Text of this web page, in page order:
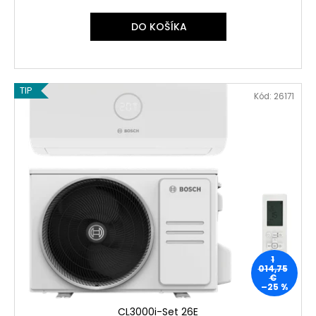
DO KOŠÍKA
TIP
1
014,75
€
–25 %
CL3000i-Set 26E
Kód: 26171